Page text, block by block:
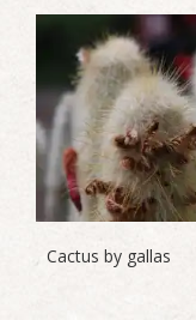
Cactus by gallas